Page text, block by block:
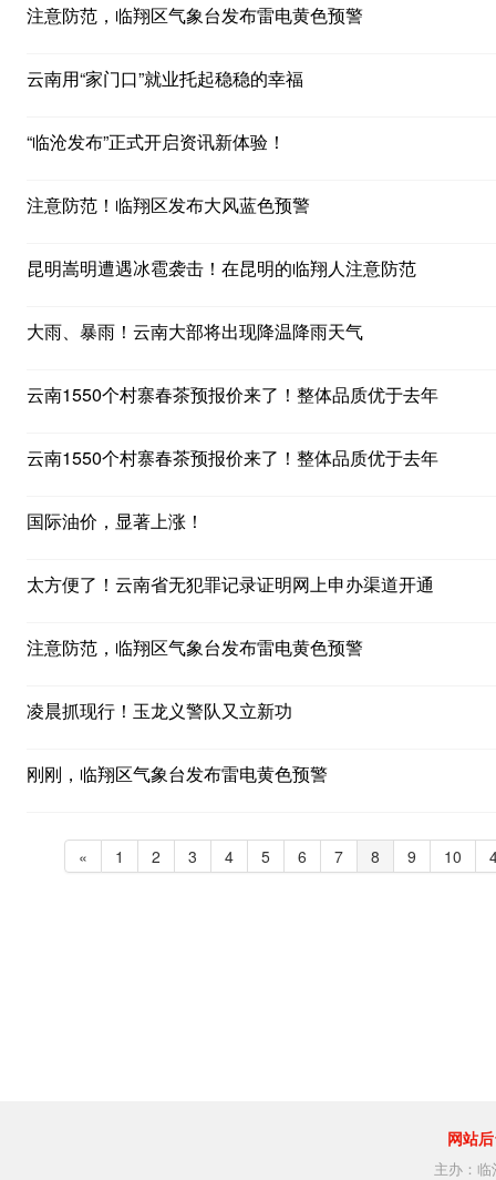
注意防范，临翔区气象台发布雷电黄色预警
云南用“家门口”就业托起稳稳的幸福
“临沧发布”正式开启资讯新体验！
注意防范！临翔区发布大风蓝色预警
昆明嵩明遭遇冰雹袭击！在昆明的临翔人注意防范
大雨、暴雨！云南大部将出现降温降雨天气
云南1550个村寨春茶预报价来了！整体品质优于去年
云南1550个村寨春茶预报价来了！整体品质优于去年
国际油价，显著上涨！
太方便了！云南省无犯罪记录证明网上申办渠道开通
注意防范，临翔区气象台发布雷电黄色预警
凌晨抓现行！玉龙义警队又立新功
刚刚，临翔区气象台发布雷电黄色预警
« 1 2 3 4 5 6 7 8 9 10
网站
主办：